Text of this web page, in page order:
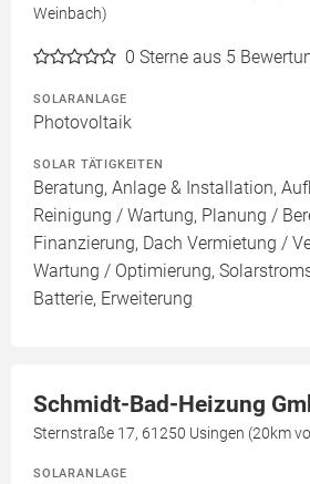
Weinbach)
0 Sterne aus 5
SOLARANLAGE
Photovoltaik
SOLAR TÄTIGKEITEN
Beratung, Anlage & Installation,
Reinigung / Wartung, Planung /
Finanzierung, Dach Vermietung /
Wartung / Optimierung,
Batterie, Erweiterung
Schmidt-Bad-Heizung
Sternstraße 17, 61250 Usingen (20km
SOLARANLAGE